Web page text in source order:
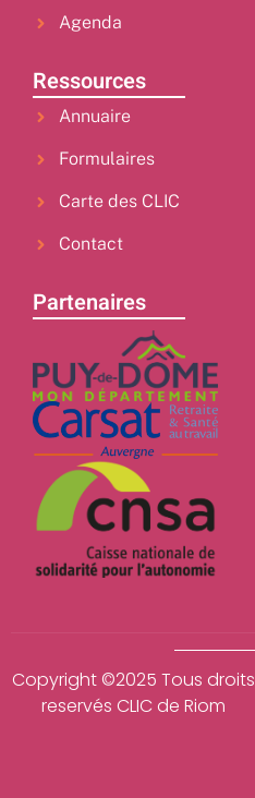
Agenda
Ressources
Annuaire
Formulaires
Carte des CLIC
Contact
Partenaires
Copyright ©2025 Tous droits
reservés CLIC de Riom